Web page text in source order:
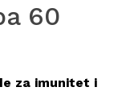
60
za imunitet i